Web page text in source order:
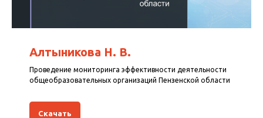
Алтыникова Н. В.
Проведение мониторинга эффективности деятельности
общеобразовательных организаций Пензенской области
Скачать